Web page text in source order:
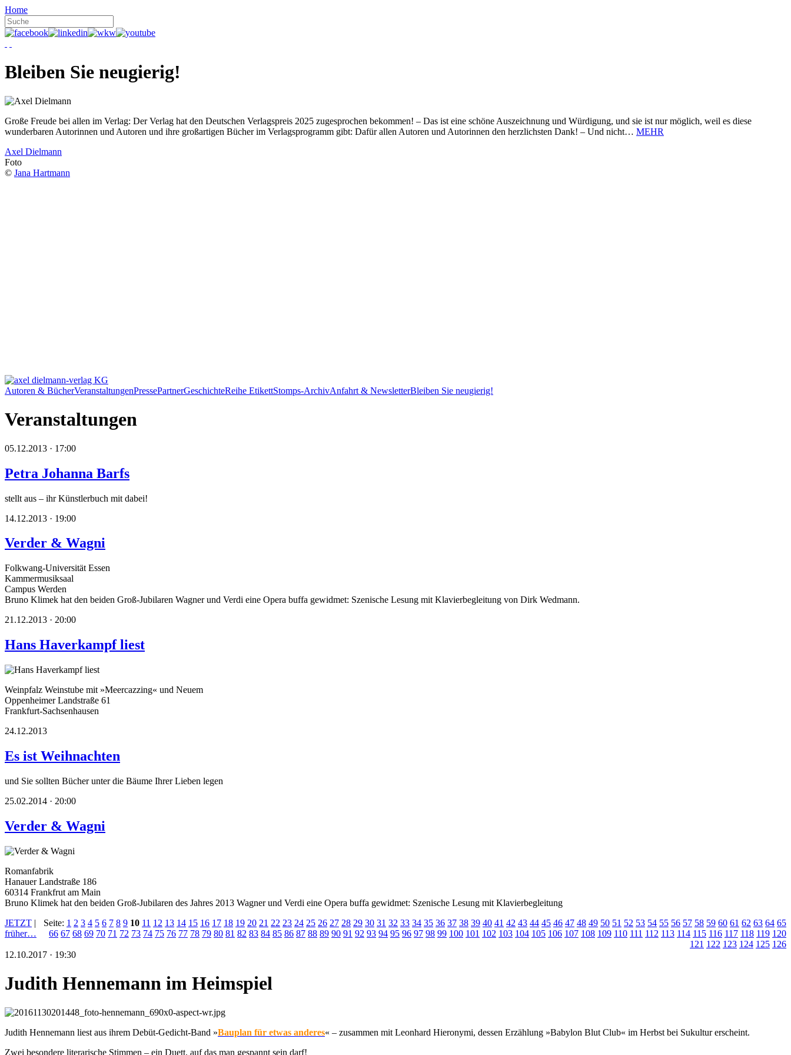
Home
Bleiben Sie neugierig!
Große Freude bei allen im Verlag: Der Verlag hat den Deutschen Verlagspreis 2025 zugesprochen bekommen! – Das ist eine schöne Auszeichnung und Würdigung, und sie ist nur möglich, weil es diese
wunderbaren Autorinnen und Autoren und ihre großartigen Bücher im Verlagsprogramm gibt: Dafür allen Autoren und Autorinnen den herzlichsten Dank! – Und nicht… MEHR
Axel Dielmann
Foto
© Jana Hartmann
Autoren & BücherVeranstaltungenPressePartnerGeschichteReihe EtikettStomps-ArchivAnfahrt & NewsletterBleiben Sie neugierig!
Veranstaltungen
05.12.2013 · 17:00
Petra Johanna Barfs
stellt aus – ihr Künstlerbuch mit dabei!
14.12.2013 · 19:00
Verder & Wagni
Folkwang-Universität Essen
Kammermusiksaal
Campus Werden
Bruno Klimek hat den beiden Groß-Jubilaren Wagner und Verdi eine Opera buffa gewidmet: Szenische Lesung mit Klavierbegleitung von Dirk Wedmann.
21.12.2013 · 20:00
Hans Haverkampf liest
Weinpfalz Weinstube mit »Meercazzing« und Neuem
Oppenheimer Landstraße 61
Frankfurt-Sachsenhausen
24.12.2013
Es ist Weihnachten
und Sie sollten Bücher unter die Bäume Ihrer Lieben legen
25.02.2014 · 20:00
Verder & Wagni
Romanfabrik
Hanauer Landstraße 186
60314 Frankfrut am Main
Bruno Klimek hat den beiden Groß-Jubilaren des Jahres 2013 Wagner und Verdi eine Opera buffa gewidmet: Szenische Lesung mit Klavierbegleitung
JETZT |
früher…
Seite: 1 2 3 4 5 6 7 8 9 10 11 12 13 14 15 16 17 18 19 20 21 22 23 24 25 26 27 28 29 30 31 32 33 34 35 36 37 38 39 40 41 42 43 44 45 46 47 48 49 50 51 52 53 54 55 56 57 58 59 60 61 62 63 64 65
66 67 68 69 70 71 72 73 74 75 76 77 78 79 80 81 82 83 84 85 86 87 88 89 90 91 92 93 94 95 96 97 98 99 100 101 102 103 104 105 106 107 108 109 110 111 112 113 114 115 116 117 118 119 120
121 122 123 124 125 126
12.10.2017 · 19:30
Judith Hennemann im Heimspiel
Judith Hennemann liest aus ihrem Debüt-Gedicht-Band »Bauplan für etwas anderes« – zusammen mit Leonhard Hieronymi, dessen Erzählung »Babylon Blut Club« im Herbst bei Sukultur erscheint.
Zwei besondere literarische Stimmen – ein Duett, auf das man gespannt sein darf!